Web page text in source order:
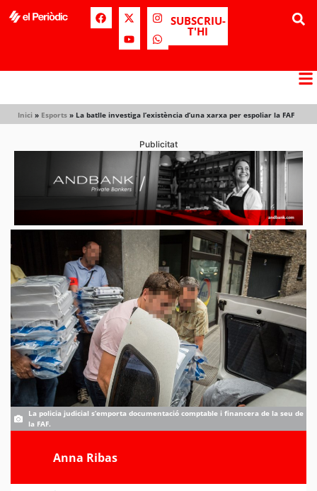
SUBSCRIU-
T'HI
Inici » Esports » La batlle investiga l’existència d’una xarxa per espoliar la FAF
Publicitat
La policia judicial s’emporta documentació comptable i financera de la seu de
la FAF.
Anna Ribas